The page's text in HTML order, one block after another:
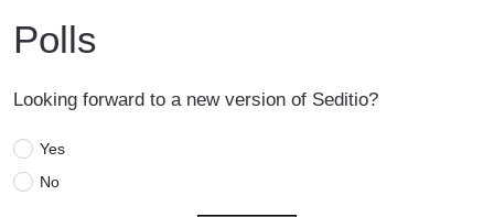
Polls
Looking forward to a new version of Seditio?
Yes
No